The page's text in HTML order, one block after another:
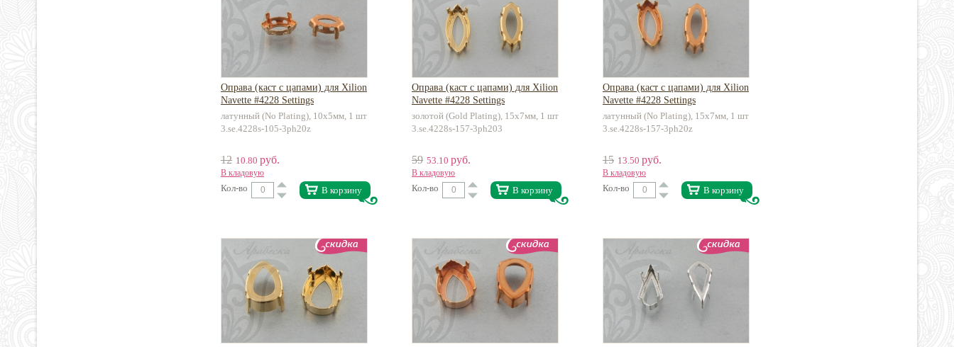
Оправа (каст с цапами) для Xilion
Navette #4228 Settings
латунный (No Plating), 10х5мм, 1 шт
3.se.4228s-105-3ph20z
12 10.80 руб.
В кладовую
Кол-во В корзину
Оправа (каст с цапами) для Xilion
Navette #4228 Settings
золотой (Gold Plating), 15х7мм, 1 шт
3.se.4228s-157-3ph203
59 53.10 руб.
В кладовую
Кол-во В корзину
Оправа (каст с цапами) для Xilion
Navette #4228 Settings
латунный (No Plating), 15х7мм, 1 шт
3.se.4228s-157-3ph20z
15 13.50 руб.
В кладовую
Кол-во В корзину